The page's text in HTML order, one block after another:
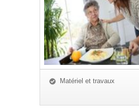
Matériel et travaux